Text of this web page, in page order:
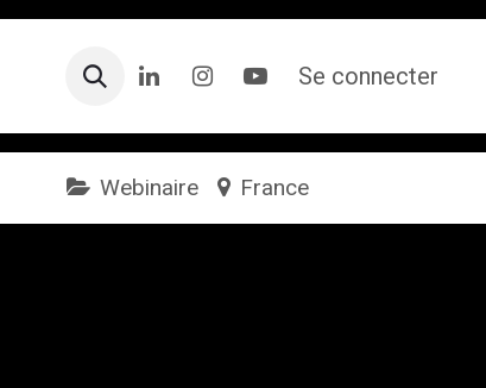
Se connecter
Webinaire France